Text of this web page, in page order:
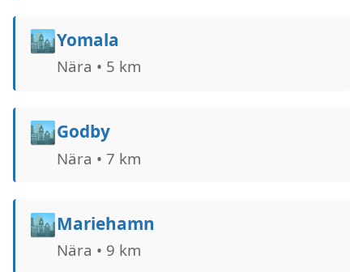
🏙️Yomala
Nära • 5 km
🏙️Godby
Nära • 7 km
🏙️Mariehamn
Nära • 9 km